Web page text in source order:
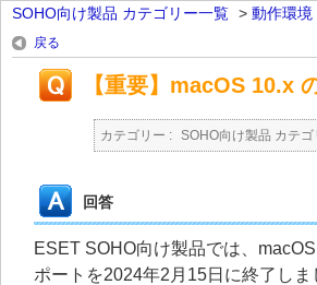
SOHO向け製品 カテゴリー一覧 > 動作環境
戻る
【重要】macOS 10.x
カテゴリー : SOHO向け製品 カテゴ
回答
ESET SOHO向け製品では、
ポートを2024年2月15日に終了しま